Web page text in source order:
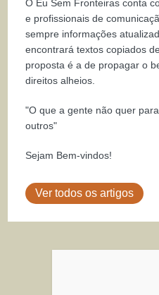
O Eu Sem Fronteiras conta
e profissionais de
sempre informações
encontrará textos copiados
proposta é a de propagar o
direitos alheios.
"O que a gente não quer
outros"
Sejam Bem-vindos!
Ver todos os artigos